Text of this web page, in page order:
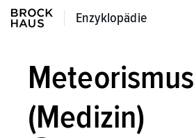
Enzyklopädie
Enzyklopädie
Meteorismus
(Medizin)